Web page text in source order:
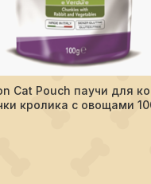
ПОДРОБНЕЕ
Cat Pouch паучи для
кролика с овощами